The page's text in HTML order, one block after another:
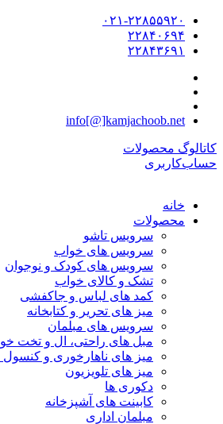
۰۲۱-۲۲۸۵۵۹۲۰
۲۲۸۴۰۶۹۴
۲۲۸۴۳۶۹۱
info[@]kamjachoob.net
کاتالوگ محصولات
حساب‌کاربری
خانه
محصولات
سرویس تاشو
سرویس های خواب
سرویس های کودک و نوجوان
تشک و کالای خواب
کمد های لباس و جاکفشی
میز های تحریر و کتابخانه
سرویس های مبلمان
مبل های راحتی، ال و تخت
میز های ناهارخوری و کنسول
میز های تلویزیون
دکوری ها
کابینت های آشپزخانه
مبلمان اداری